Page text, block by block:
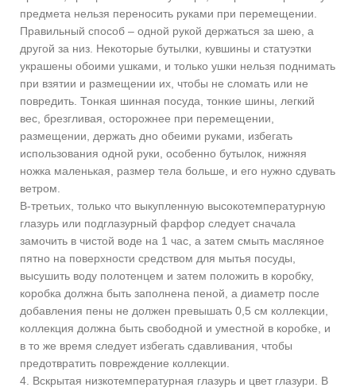
предмета нельзя переносить руками при перемещении.
Правильный способ – одной рукой держаться за шею, а
другой за низ. Некоторые бутылки, кувшины и статуэтки
украшены обоими ушками, и только ушки нельзя поднимать
при взятии и размещении их, чтобы не сломать или не
повредить. Тонкая шинная посуда, тонкие шины, легкий
вес, брезгливая, осторожнее при перемещении,
размещении, держать дно обеими руками, избегать
использования одной руки, особенно бутылок, нижняя
ножка маленькая, размер тела больше, и его нужно сдувать
ветром.
В-третьих, только что выкупленную высокотемпературную
глазурь или подглазурный фарфор следует сначала
замочить в чистой воде на 1 час, а затем смыть масляное
пятно на поверхности средством для мытья посуды,
высушить воду полотенцем и затем положить в коробку,
коробка должна быть заполнена пеной, а диаметр после
добавления пены не должен превышать 0,5 см коллекции,
коллекция должна быть свободной и уместной в коробке, и
в то же время следует избегать сдавливания, чтобы
предотвратить повреждение коллекции.
4. Вскрытая низкотемпературная глазурь и цвет глазури. В